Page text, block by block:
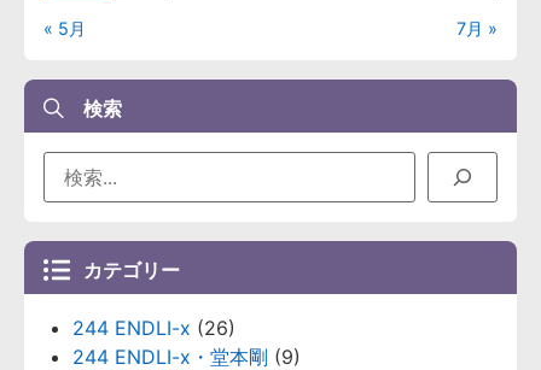
« 5月 7月 »
検索
カテゴリー
244 ENDLI-x (26)
244 ENDLI-x・堂本剛 (9)